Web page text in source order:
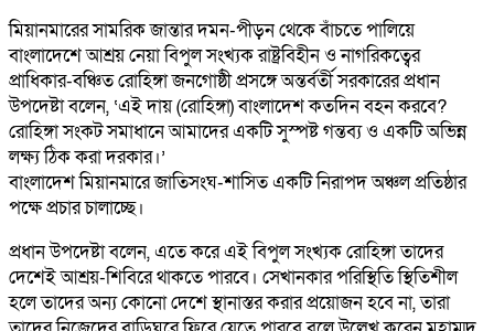
মিয়ানমারের সামরিক জান্তার দমন-পীড়ন থেকে বাঁচতে পালিয়ে
বাংলাদেশে আশ্রয় নেয়া বিপুল সংখ্যক রাষ্ট্রবিহীন ও নাগরিকত্বের
প্রাধিকার-বঞ্চিত রোহিঙ্গা জনগোষ্ঠী প্রসঙ্গে অন্তর্বর্তী সরকারের প্রধান
উপদেষ্টা বলেন, ‘এই দায় (রোহিঙ্গা) বাংলাদেশ কতদিন বহন করবে?
রোহিঙ্গা সংকট সমাধানে আমাদের একটি সুস্পষ্ট গন্তব্য ও একটি অভিন্ন
লক্ষ্য ঠিক করা দরকার।’
বাংলাদেশ মিয়ানমারে জাতিসংঘ-শাসিত একটি নিরাপদ অঞ্চল প্রতিষ্ঠার
পক্ষে প্রচার চালাচ্ছে।
প্রধান উপদেষ্টা বলেন, এতে করে এই বিপুল সংখ্যক রোহিঙ্গা তাদের
দেশেই আশ্রয়-শিবিরে থাকতে পারবে। সেখানকার পরিস্থিতি স্থিতিশীল
হলে তাদের অন্য কোনো দেশে স্থানাস্তর করার প্রয়োজন হবে না, তারা